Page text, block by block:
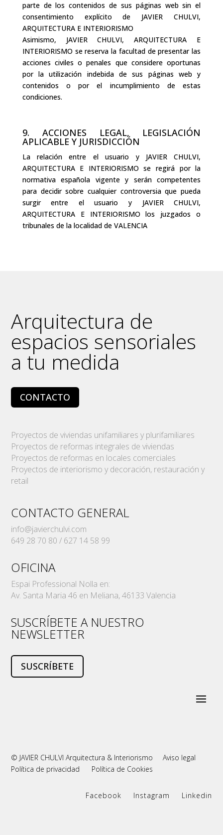
parte de los contenidos de sus páginas web sin el
consentimiento explícito de JAVIER CHULVI,
ARQUITECTURA E INTERIORISMO
Asimismo, JAVIER CHULVI, ARQUITECTURA E
INTERIORISMO se reserva la facultad de presentar las
acciones civiles o penales que considere oportunas
por la utilización indebida de sus páginas web y
contenidos o por el incumplimiento de estas
condiciones.
9. ACCIONES LEGAL, LEGISLACIÓN
APLICABLE Y JURISDICCIÓN
La relación entre el usuario y JAVIER CHULVI,
ARQUITECTURA E INTERIORISMO se regirá por la
normativa española vigente y serán competentes
para decidir sobre cualquier controversia que pueda
surgir entre el usuario y JAVIER CHULVI,
ARQUITECTURA E INTERIORISMO los juzgados o
tribunales de la localidad de VALENCIA
Arquitectura de
espacios sensoriales
a tu medida
CONTACTO
Proyectos de viviendas unifamiliares y plurifamiliares
Proyectos de reformas integrales de viviendas
Proyectos de reformas en locales comerciales
Proyectos de interiorismo y decoración, restauración y
retail
CONTACTO GENERAL
info@javierchulvi.com
649 28 70 80 / 627 14 58 99
OFICINA
Espai Professional Nolla en:
Av. Santa Maria 46 en Meliana, 46133 Valencia
SUSCRÍBETE A NUESTRO
NEWSLETTER
SUSCRÍBETE
© JAVIER CHULVI Arquitectura & InteriorismoAviso legal
Política de privacidad
Política de Cookies
Facebook Instagram Linkedin